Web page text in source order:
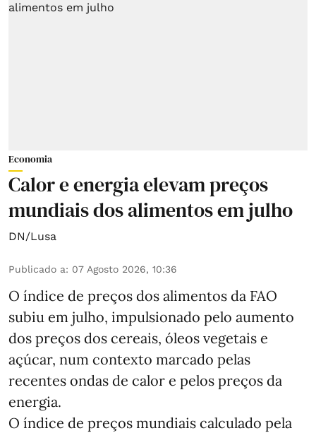
Economia
Calor e energia elevam preços
mundiais dos alimentos em julho
DN/Lusa
Publicado a: 07 Agosto 2026, 10:36
O índice de preços dos alimentos da FAO
subiu em julho, impulsionado pelo aumento
dos preços dos cereais, óleos vegetais e
açúcar, num contexto marcado pelas
recentes ondas de calor e pelos preços da
energia.
O índice de preços mundiais calculado pela